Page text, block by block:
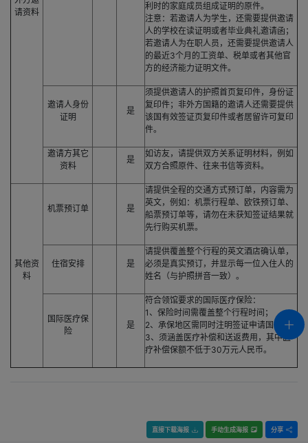
请资料
利时的家庭成员组成证明的原件。
注意：若邀请人为学生，还需要提供邀请
人的学校在读证明或者毕业典礼邀请函；
若邀请人为在职人员，还需要提供邀请人
的最近3个月的工资单、税单或者其他官
方的经济能力证明文件。
邀请人身份
证明
是
须提供邀请人的护照首页复印件，身份证
复印件；非外方国籍的邀请人还需要提供
该国有效签证页复印件或者居留许可复印
件。
邀请方其它
资料
是
如访友，请提供双方关系证明材料，例如
双方合照原件、往来书信等资料。
其他资
料
机票预订单 是
请提供全程的交通方式预订单，内容需为
英文，例如：机票行程单、欧铁预订单、
船票预订单等，请勿在未获知签证结果就
先行购买机票。
住宿安排 是
请提供覆盖整个行程的英文酒店确认单，
必须是真实预订，并显示每一位入住人的
姓名（与护照拼音一致）。
国际医疗保
险
是
符合领馆要求的国际医疗保险：
1、保险时间需覆盖整个行程时间；
2、承保地区需同时注明签证申请国；
3、须涵盖医疗补偿和送返费用，其中医
疗补偿保额不低于30万元人民币。
直接下载海报 手动生成海报 分享